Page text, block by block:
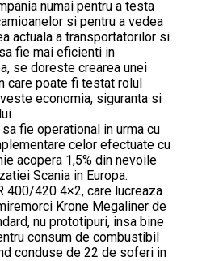
numai pentru a testa
si pentru a vedea
actuala a transportatorilor si
fie mai eficienti in
se doreste crearea unei
care poate fi testat rolul
economia, siguranta si
fie operational in urma cu
celor efectuate cu
acopera 1,5% din nevoile
Scania in Europa.
400/420 4×2, care lucreaza
Krone Megaliner de
nu prototipuri, insa bine
consum de combustibil
conduse de 22 de soferi in